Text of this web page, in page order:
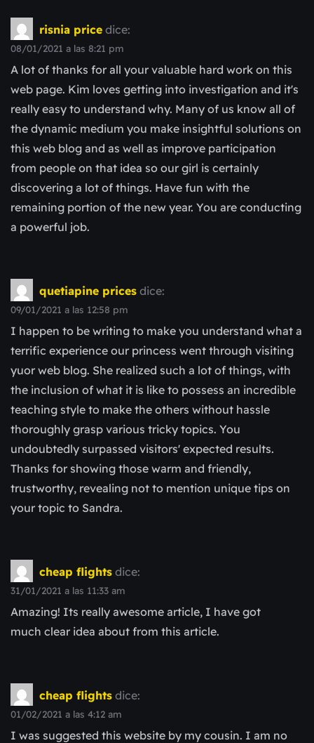
risnia price dice:
08/01/2021 a las 8:21 pm
A lot of thanks for all your valuable hard work on this
web page. Kim loves getting into investigation and it's
really easy to understand why. Many of us know all of
the dynamic medium you make insightful solutions on
this web blog and as well as improve participation
from people on that idea so our girl is certainly
discovering a lot of things. Have fun with the
remaining portion of the new year. You are conducting
a powerful job.
quetiapine prices dice:
09/01/2021 a las 12:58 pm
I happen to be writing to make you understand what a
terrific experience our princess went through visiting
yuor web blog. She realized such a lot of things, with
the inclusion of what it is like to possess an incredible
teaching style to make the others without hassle
thoroughly grasp various tricky topics. You
undoubtedly surpassed visitors' expected results.
Thanks for showing those warm and friendly,
trustworthy, revealing not to mention unique tips on
your topic to Sandra.
cheap flights dice:
31/01/2021 a las 11:33 am
Amazing! Its really awesome article, I have got
much clear idea about from this article.
cheap flights dice:
01/02/2021 a las 4:12 am
I was suggested this website by my cousin. I am no